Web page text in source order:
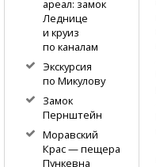
ареал: замок
Леднице
и круиз
по каналам
Экскурсия
по Микулову
Замок
Пернштейн
Моравский
Крас — пещера
Пункевна